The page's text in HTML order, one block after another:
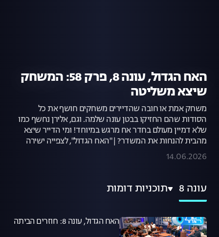
האח הגדול, עונה 8, פרק 58: המשחק
שיצא משליטה
משחק אמת או חובה שהדיירים משחקים חושף את כל
הסודות שהם החזיקו בבטן עונה שלמה. וגם, אלירן נחשף כמו
שלא דמיין מעולם בחדר אח מרגש במיוחד! ומי הדייר שיצא
מהבית להנחות את המשדר? | "האח הגדול", לצפייה ישירה
14.06.2026
עונה 8 תוכניות דומות
האח הגדול, עונה 8: חוזרים הביתה